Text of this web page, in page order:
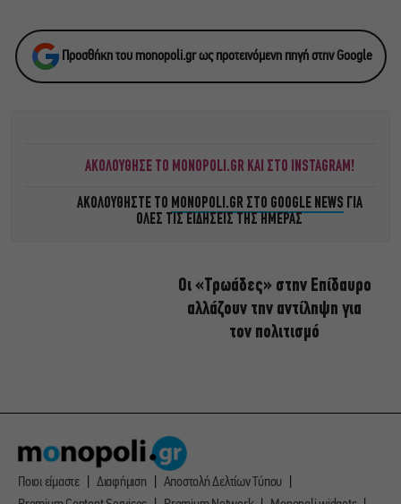
Προσθήκη του monopoli.gr ως προτεινόμενη πηγή στην Google
ΑΚΟΛΟΥΘΗΣΕ ΤΟ MONOPOLI.GR ΚΑΙ ΣΤΟ INSTAGRAM!
ΑΚΟΛΟΥΘΗΣΤΕ ΤΟ MONOPOLI.GR ΣΤΟ GOOGLE NEWS ΓΙΑ
ΟΛΕΣ ΤΙΣ ΕΙΔΗΣΕΙΣ ΤΗΣ ΗΜΕΡΑΣ
Οι «Τρωάδες» στην Επίδαυρο
αλλάζουν την αντίληψη για
τον πολιτισμό
Ποιοι είμαστε Διαφήμιση
Αποστολή Δελτίων Τύπου